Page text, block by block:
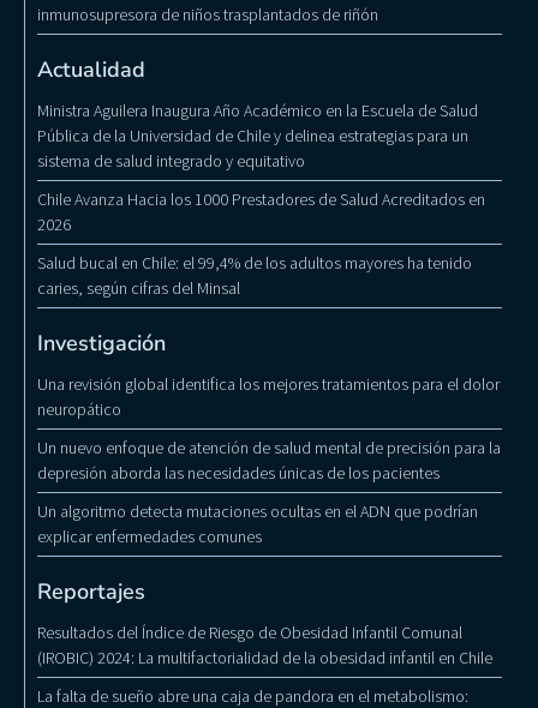
inmunosupresora de niños trasplantados de riñón
Actualidad
Ministra Aguilera Inaugura Año Académico en la Escuela de Salud
Pública de la Universidad de Chile y delinea estrategias para un
sistema de salud integrado y equitativo
Chile Avanza Hacia los 1000 Prestadores de Salud Acreditados en
2026
Salud bucal en Chile: el 99,4% de los adultos mayores ha tenido
caries, según cifras del Minsal
Investigación
Una revisión global identifica los mejores tratamientos para el dolor
neuropático
Un nuevo enfoque de atención de salud mental de precisión para la
depresión aborda las necesidades únicas de los pacientes
Un algoritmo detecta mutaciones ocultas en el ADN que podrían
explicar enfermedades comunes
Reportajes
Resultados del Índice de Riesgo de Obesidad Infantil Comunal
(IROBIC) 2024: La multifactorialidad de la obesidad infantil en Chile
La falta de sueño abre una caja de pandora en el metabolismo: